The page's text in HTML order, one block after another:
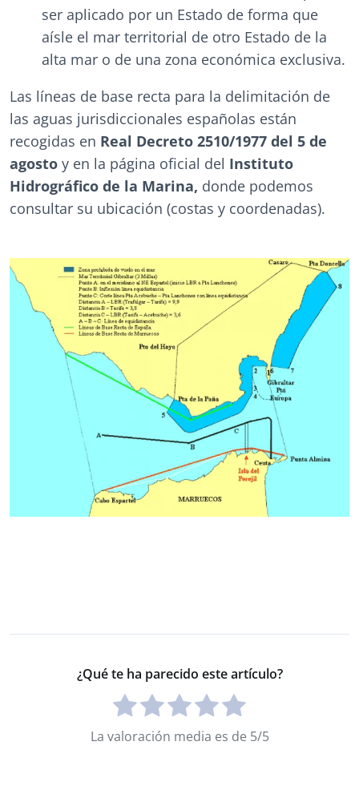
ser aplicado por un Estado de forma que
aísle el mar territorial de otro Estado de la
alta mar o de una zona económica exclusiva.
Las líneas de base recta para la delimitación de
las aguas jurisdiccionales españolas están
recogidas en Real Decreto 2510/1977 del 5 de
agosto y en la página oficial del Instituto
Hidrográfico de la Marina, donde podemos
consultar su ubicación (costas y coordenadas).
¿Qué te ha parecido este artículo?
La valoración media es de 5/5